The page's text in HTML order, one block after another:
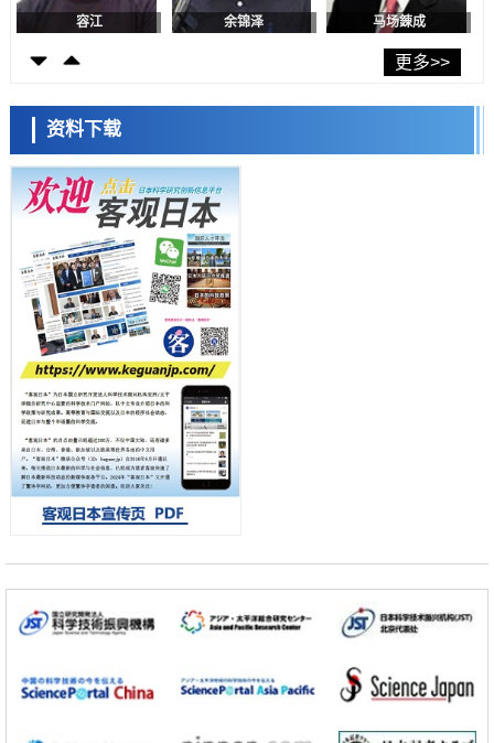
首年度政策方向
科学研究
东京大学发现可诱导细胞死亡的新型信使物质
东京都健康长寿医疗中心跨器官揭示衰老过程中的糖链变化
科学研究
产总研无需石油利用松脂制备石墨前驱体，可作为电池电极材料
科学研究
东京大学和海上保安厅等发现南海海槽沿线板块边界锁定状态存在区域
差异
政策
日本第2次医疗研究开发调整费，根据一线实际情况和需求分配99.3亿
日元
科学研究
千叶大学鉴定出导致难治性疾病“肺高血压症”恶化的蛋白质“MYL9/12”，
会引发血管结构恶化
科学研究
京都大学高效生成光的构成单元“光子”，可应用于量子计算机
科学研究
开发出300亿年仅误差1秒的光晶格钟，构建网络将其打造为下一代社会
基础设施
经济・社会
科学研究
带大量基因的人工细胞
政策
展研究
容江 余锦泽 马场錬成
日本科学未来馆 科学交
流员
小岩井忠道 泷川 进
更多>>
资料下载